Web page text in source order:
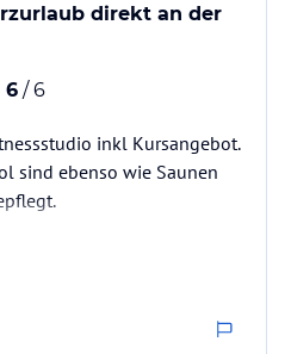
direkt an der
6 / 6
inkl Kursangebot.
sind ebenso wie Saunen